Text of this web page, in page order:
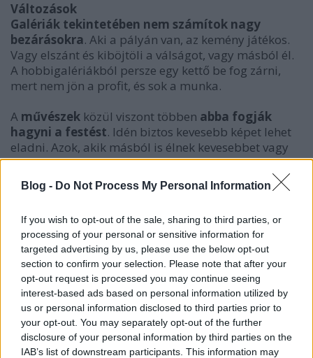
Blog - Do Not Process My Personal Information
If you wish to opt-out of the sale, sharing to third parties, or
processing of your personal or sensitive information for
targeted advertising by us, please use the below opt-out
section to confirm your selection. Please note that after your
opt-out request is processed you may continue seeing
interest-based ads based on personal information utilized by
us or personal information disclosed to third parties prior to
your opt-out. You may separately opt-out of the further
disclosure of your personal information by third parties on the
IAB’s list of downstream participants. This information may
Változások
Galériák tekintetében nem számítok nagy
bezárásokra. Aki a pályán van, az kemény játékos.
Vagy elszánt és kiböjtöli a válságot, vagy másból él.
A hobbigalériákból persze egy kettő be fog zárni,
mert nem jön a profit, és sok a munka.
A művészek közül viszont többen abba fogják
hagyni a festést. Idén biztos kevesebb képet lehet
eladni. Azok, akik másból is élnek kevesebbet vagy
egyáltalán nem fognak dolgozni, mert nem lesz rá
idő.
műkereskedelem éve lesz. Válság idején
visszaesik a luxustermékek iránti kereslet, és ma
Magyarországon nem a középosztály vásárol,
hanem csak az elit.
Több esemény is lesz . A galériák próbálják felhívni
a sajtó figyelmét, mindent megtesznek, hogy
hirdetések helyett ingyenes eszközökkel kapjanak
publicitást.